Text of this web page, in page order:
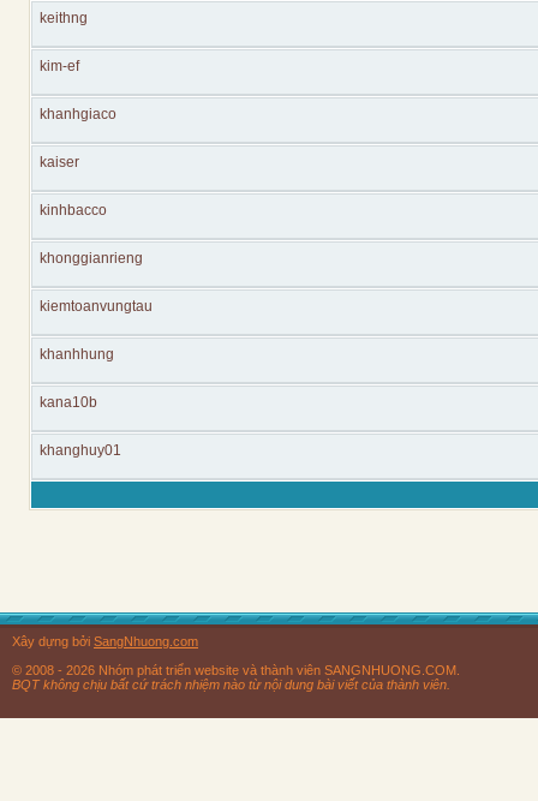
keithng
kim-ef
khanhgiaco
kaiser
kinhbacco
khonggianrieng
kiemtoanvungtau
khanhhung
kana10b
khanghuy01
Xây dựng bởi SangNhuong.com
© 2008 - 2026 Nhóm phát triển website và thành viên SANGNHUONG.COM.
BQT không chịu bất cứ trách nhiệm nào từ nội dung bài viết của thành viên.